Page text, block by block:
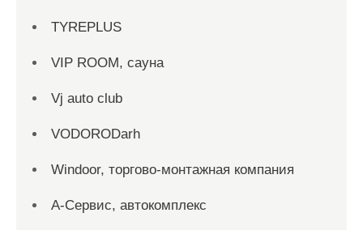
TYREPLUS
VIP ROOM, сауна
Vj auto club
VODORODarh
Windoor, торгово-монтажная компания
А-Сервис, автокомплекс